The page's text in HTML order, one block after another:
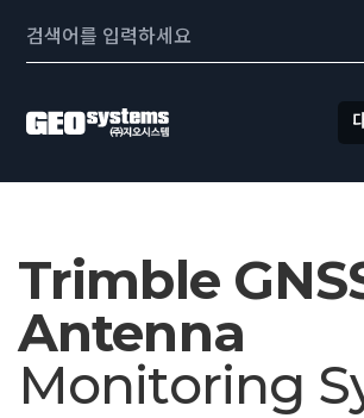
바로가기
Search:
Trimble
Antenna
Monitoring